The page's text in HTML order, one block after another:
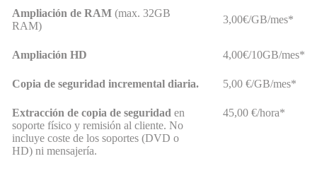
Ampliación de RAM (max. 32GB
RAM)
3,00€/GB/mes*
Ampliación HD 4,00€/10GB/mes*
Copia de seguridad incremental diaria. 5,00 €/GB/mes*
Extracción de copia de seguridad en
soporte físico y remisión al cliente. No
incluye coste de los soportes (DVD o
HD) ni mensajería.
45,00 €/hora*